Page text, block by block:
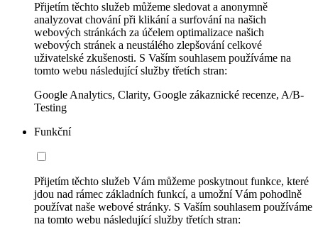
Přijetím těchto služeb můžeme sledovat a anonymně
analyzovat chování při klikání a surfování na našich
webových stránkách za účelem optimalizace našich
webových stránek a neustálého zlepšování celkové
uživatelské zkušenosti. S Vaším souhlasem používáme na
tomto webu následující služby třetích stran:
Google Analytics, Clarity, Google zákaznické recenze, A/B-
Testing
Funkční
Přijetím těchto služeb Vám můžeme poskytnout funkce, které
jdou nad rámec základních funkcí, a umožní Vám pohodlně
používat naše webové stránky. S Vaším souhlasem používáme
na tomto webu následující služby třetích stran: